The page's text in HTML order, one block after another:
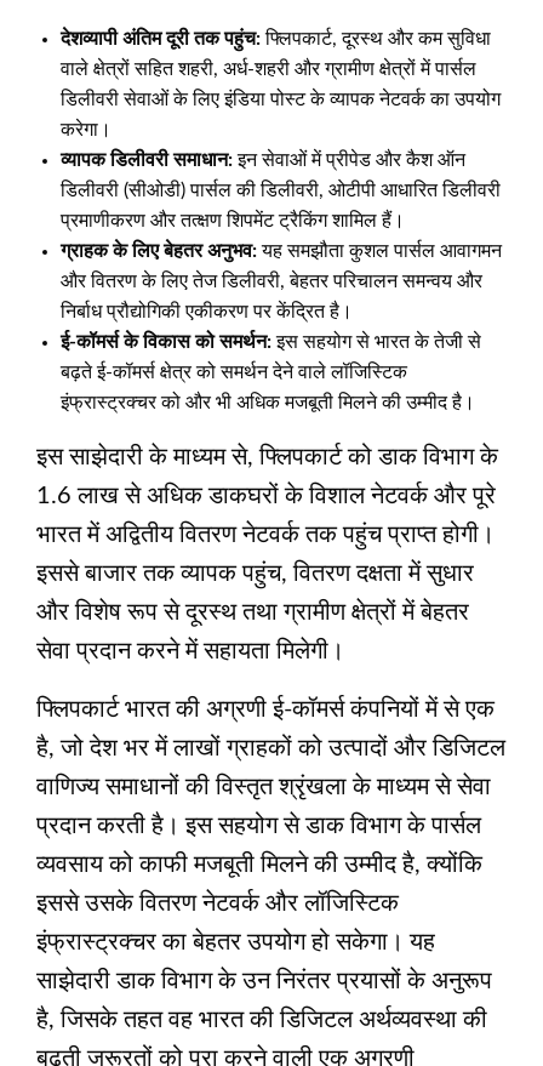
देशव्यापी अंतिम दूरी तक पहुंच:फ्लिपकार्ट, दूरस्थ और कम सुविधा
वाले क्षेत्रों सहित शहरी, अर्ध-शहरी और ग्रामीण क्षेत्रों में पार्सल
डिलीवरी सेवाओं के लिए इंडिया पोस्ट के व्यापक नेटवर्क का उपयोग
करेगा।
व्यापक डिलीवरी समाधान:इन सेवाओं में प्रीपेड और कैश ऑन
डिलीवरी (सीओडी) पार्सल की डिलीवरी, ओटीपी आधारित डिलीवरी
प्रमाणीकरण और तत्क्षण शिपमेंट ट्रैकिंग शामिल हैं।
ग्राहक के लिए बेहतर अनुभव:यह समझौता कुशल पार्सल आवागमन
और वितरण के लिए तेज डिलीवरी, बेहतर परिचालन समन्वय और
निर्बाध प्रौद्योगिकी एकीकरण पर केंद्रित है।
ई-कॉमर्स के विकास को समर्थन:इस सहयोग से भारत के तेजी से
बढ़ते ई-कॉमर्स क्षेत्र को समर्थन देने वाले लॉजिस्टिक
इंफ्रास्ट्रक्चर को और भी अधिक मजबूती मिलने की उम्मीद है।
इस साझेदारी के माध्यम से, फ्लिपकार्ट को डाक विभाग के
1.6 लाख से अधिक डाकघरों के विशाल नेटवर्क और पूरे
भारत में अद्वितीय वितरण नेटवर्क तक पहुंच प्राप्त होगी।
इससे बाजार तक व्यापक पहुंच, वितरण दक्षता में सुधार
और विशेष रूप से दूरस्थ तथा ग्रामीण क्षेत्रों में बेहतर
सेवा प्रदान करने में सहायता मिलेगी।
फ्लिपकार्ट भारत की अग्रणी ई-कॉमर्स कंपनियों में से एक
है, जो देश भर में लाखों ग्राहकों को उत्पादों और डिजिटल
वाणिज्य समाधानों की विस्तृत श्रृंखला के माध्यम से सेवा
प्रदान करती है। इस सहयोग से डाक विभाग के पार्सल
व्यवसाय को काफी मजबूती मिलने की उम्मीद है, क्योंकि
इससे उसके वितरण नेटवर्क और लॉजिस्टिक
इंफ्रास्ट्रक्चर का बेहतर उपयोग हो सकेगा। यह
साझेदारी डाक विभाग के उन निरंतर प्रयासों के अनुरूप
है, जिसके तहत वह भारत की डिजिटल अर्थव्यवस्था की
बढ़ती जरूरतों को पूरा करने वाली एक अग्रणी